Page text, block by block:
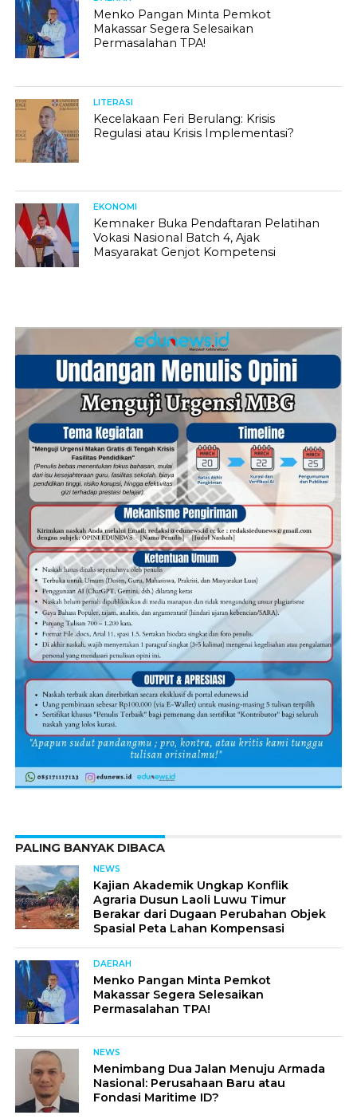
Menko Pangan Minta Pemkot
Makassar Segera Selesaikan
Permasalahan TPA!
LITERASI
Kecelakaan Feri Berulang: Krisis
Regulasi atau Krisis Implementasi?
EKONOMI
Kemnaker Buka Pendaftaran Pelatihan
Vokasi Nasional Batch 4, Ajak
Masyarakat Genjot Kompetensi
PALING BANYAK DIBACA
NEWS
Kajian Akademik Ungkap Konflik
Agraria Dusun Laoli Luwu Timur
Berakar dari Dugaan Perubahan Objek
Spasial Peta Lahan Kompensasi
DAERAH
Menko Pangan Minta Pemkot
Makassar Segera Selesaikan
Permasalahan TPA!
NEWS
Menimbang Dua Jalan Menuju Armada
Nasional: Perusahaan Baru atau
Fondasi Maritime ID?